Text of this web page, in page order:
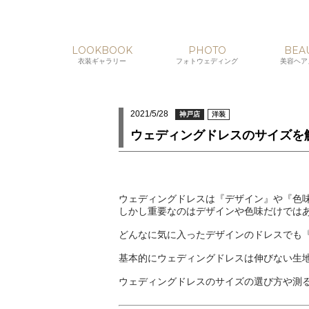
LOOKBOOK
衣装ギャラリー
PHOTO
フォトウェディング 美容ヘ
2021/5/28 神戸店 洋装
ウェディングドレスのサイズ
ウェディングドレスは『デザイン』や『色
しかし重要なのはデザインや色味だけでは
どんなに気に入ったデザインのドレスでも
基本的にウェディングドレスは伸びない生
ウェディングドレスのサイズの選び方や